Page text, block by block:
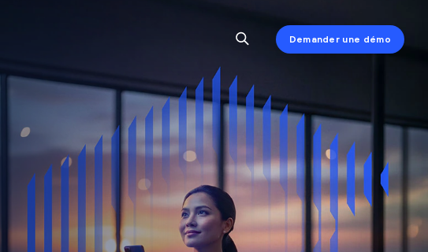
Demander une démo